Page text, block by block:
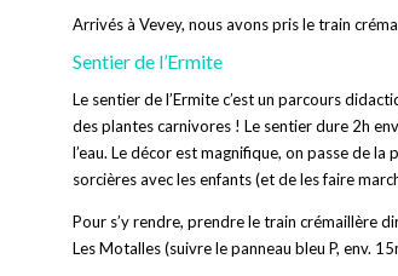
Arrivés à Vevey, nous avons pris le train
Sentier de l’Ermite
Le sentier de l’Ermite c’est un parcours
des plantes carnivores ! Le sentier dure 2h
l’eau. Le décor est magnifique, on passe de
sorcières avec les enfants (et de les faire
Pour s’y rendre, prendre le train crémaillère
Les Motalles (suivre le panneau bleu P, env.